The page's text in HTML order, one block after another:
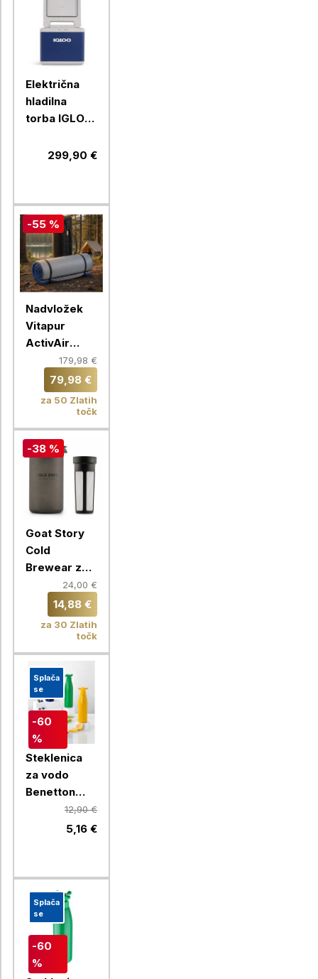
Električna
hladilna
torba IGLOO
Hybrid299,90 €
-55 %
Nadvložek
Vitapur
ActivAir
140X200 cm
179,98 €
79,98 €
za 50 Zlatih
točk
-38 %
Goat Story
Cold
Brewear za
pripravo
kave
24,00 €
14,88 €
za 30 Zlatih
točk
Splača
se
-60
%
Steklenica
za vodo
Benetton
Rainbow 750
ml, rumena
12,90 €
5,16 €
Splača
se
-60
%